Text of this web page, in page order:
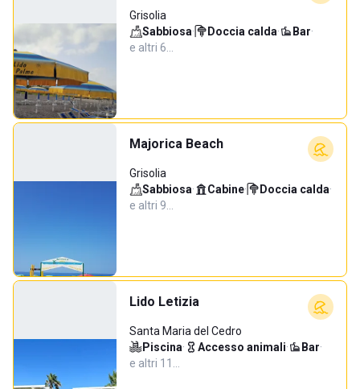
Grisolia
Sabbiosa· Doccia calda· Bar·
e altri 6…
Majorica Beach
Grisolia
Sabbiosa· Cabine· Doccia calda·
e altri 9…
Lido Letizia
Santa Maria del Cedro
Piscina· Accesso animali· Bar·
e altri 11…